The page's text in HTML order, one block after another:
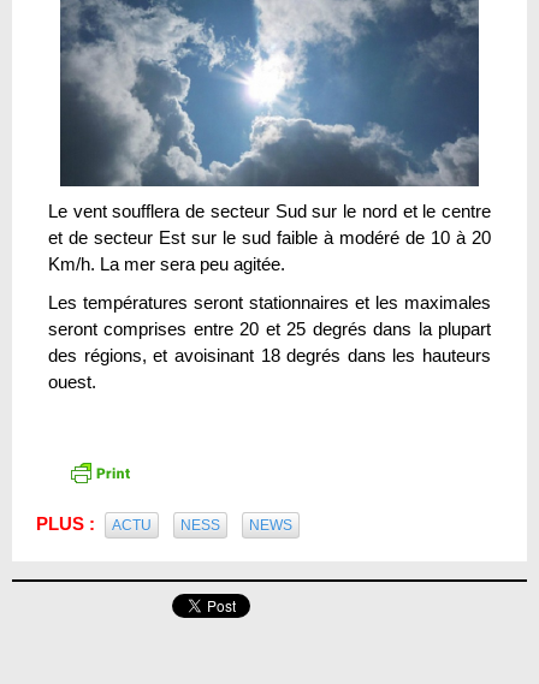
Le vent soufflera de secteur Sud sur le nord et le centre
et de secteur Est sur le sud faible à modéré de 10 à 20
Km/h. La mer sera peu agitée.
Les températures seront stationnaires et les maximales
seront comprises entre 20 et 25 degrés dans la plupart
des régions, et avoisinant 18 degrés dans les hauteurs
ouest.
PLUS : ACTU NESS NEWS